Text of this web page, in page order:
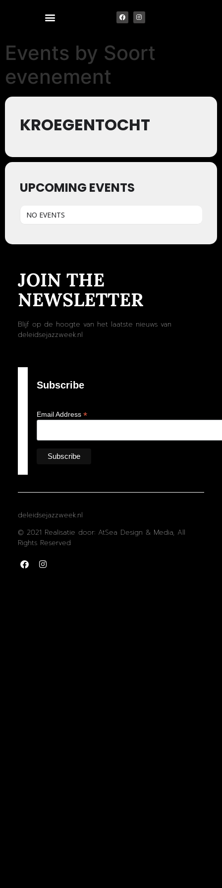
Events by Soort
evenement
KROEGENTOCHT
UPCOMING EVENTS
NO EVENTS
JOIN THE
NEWSLETTER
Blijf op de hoogte van het laatste nieuws van
deleidsejazzweek.nl
Subscribe
Email Address *
deleidsejazzweek.nl
© 2021 Realisatie door: AtSea Design & Media, All
Rights Reserved